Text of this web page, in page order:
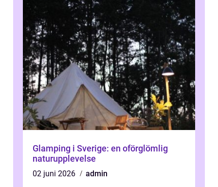
Glamping i Sverige: en oförglömlig
naturupplevelse
02 juni 2026
admin